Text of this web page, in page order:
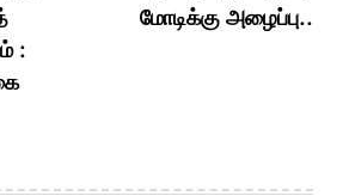
:
மோடிக்கு அழைப்பு..